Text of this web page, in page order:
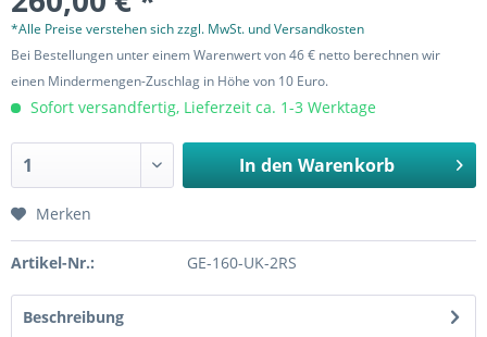
*Alle Preise verstehen sich zzgl. MwSt. und Versandkosten
Bei Bestellungen unter einem Warenwert von 46 € netto berechnen wir
einen Mindermengen-Zuschlag in Höhe von 10 Euro.
Sofort versandfertig, Lieferzeit ca. 1-3 Werktage
In den Warenkorb
Merken
Artikel-Nr.: GE-160-UK-2RS
Beschreibung